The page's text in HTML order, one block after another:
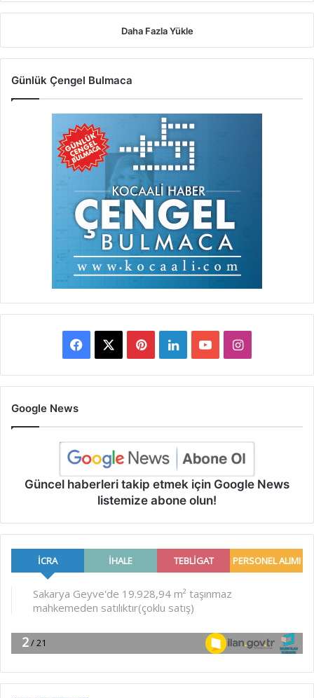
Daha Fazla Yükle
Günlük Çengel Bulmaca
Facebook PinterestLinkedInYouTubeInstagram
Google News
Güncel haberleri takip etmek için Google News
listemize abone olun!